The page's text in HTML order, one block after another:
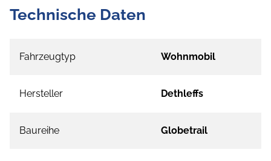
Technische Daten
Fahrzeugtyp Wohnmobil
Hersteller Dethleffs
Baureihe Globetrail